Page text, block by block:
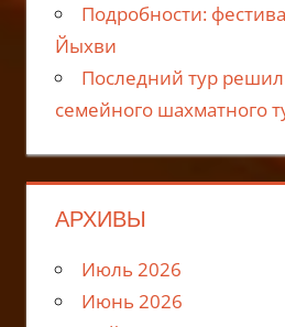
Подробности:
Йыхви
Последний тур решил
семейного шахматного
АРХИВЫ
Июль 2026
Июнь 2026